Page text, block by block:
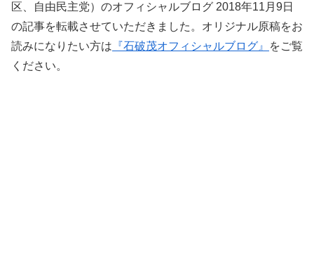
区、自由民主党）のオフィシャルブログ 2018年11月9日
の記事を転載させていただきました。オリジナル原稿をお
読みになりたい方は 『石破茂オフィシャルブログ』
をご覧
ください。